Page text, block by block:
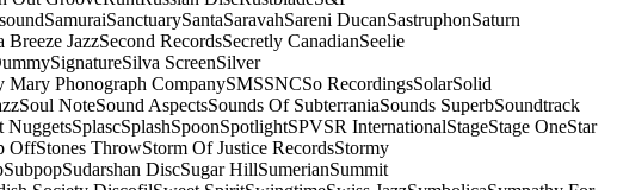
SamuraiSanctuarySantaSaravahSareni DucanSastruphonSaturn
Breeze JazzSecond RecordsSecretly CanadianSeelie
SignatureSilva ScreenSilver
Mary Phonograph CompanySMSSNCSo RecordingsSolarSolid
Soul NoteSound AspectsSounds Of SubterraniaSounds SuperbSoundtrack
NuggetsSplascSplashSpoonSpotlightSPVSR InternationalStageStage OneStar
OffStones ThrowStorm Of Justice RecordsStormy
SubpopSudarshan DiscSugar HillSumerianSummit